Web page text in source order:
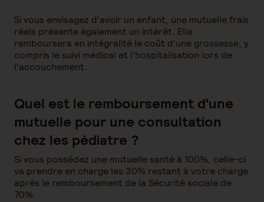
Si vous envisagez d’avoir un enfant, une mutuelle frais
réels présente également un intérêt. Elle
remboursera en intégralité le coût d'une grossesse, y
compris le suivi médical et l'hospitalisation lors de
l'accouchement.
Quel est le remboursement d'une
mutuelle pour une consultation
chez les pédiatre ?
Si vous possédez une mutuelle santé à 100%, celle-ci
va prendre en charge les 30% restant à votre charge
après le remboursement de la Sécurité sociale de
70%.